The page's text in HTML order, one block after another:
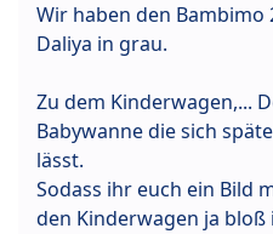
Wir haben den Bambimo
Daliya in grau.
Zu dem Kinderwagen,...
Babywanne die sich
lässt.
Sodass ihr euch ein Bild
den Kinderwagen ja bloß